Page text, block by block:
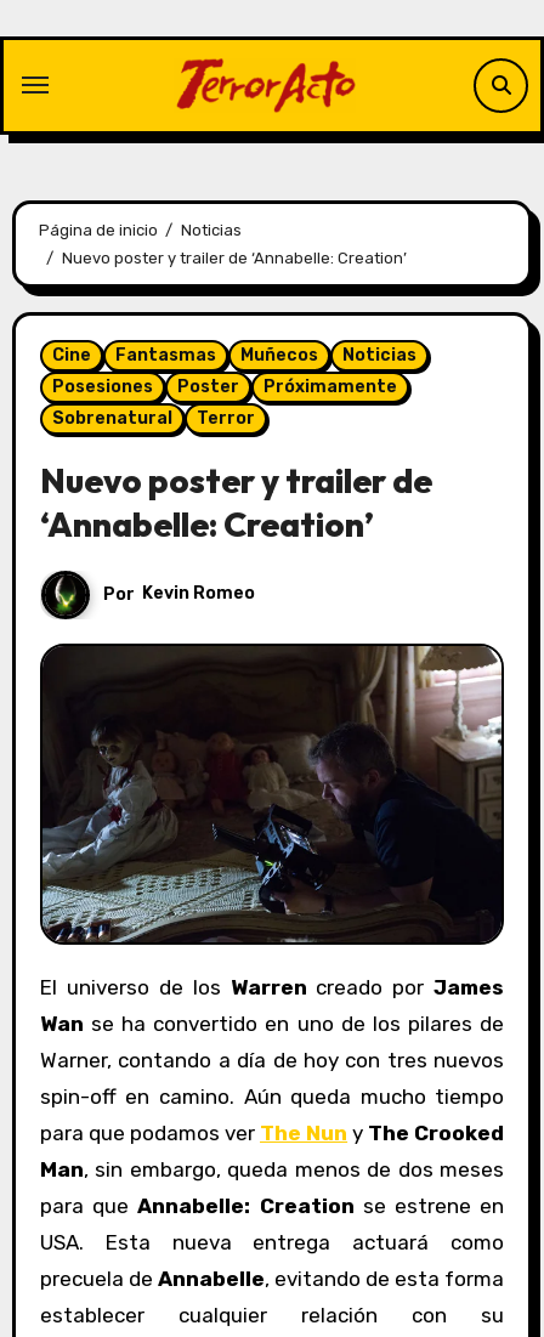
contenido
Página de inicio
Noticias
Nuevo poster y trailer de ‘Annabelle: Creation’
Cine Fantasmas Muñecos
Noticias
Posesiones
Poster
Próximamente
Sobrenatural
Terror
Nuevo poster y trailer de
‘Annabelle: Creation’
Por Kevin Romeo
El universo de los Warren creado porJames
Wan se ha convertido en uno de los pilares de
Warner, contando a día de hoy con tres nuevos
spin-off en camino. Aún queda mucho tiempo
para que podamos ver The Nun y The Crooked
Man, sin embargo, queda menos de dos meses
para queAnnabelle: Creation se estrene en
USA. Esta nueva entrega actuará como
precuela de Annabelle, evitando de esta forma
establecer cualquier relación con su